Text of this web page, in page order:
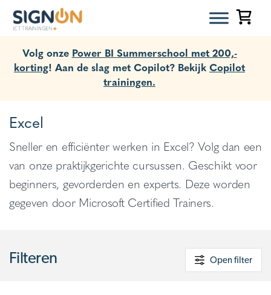
Volg onze Power BI Summerschool met 200,-
korting! Aan de slag met Copilot? Bekijk Copilot
trainingen.
Excel
Sneller en efficiënter werken in Excel? Volg dan een
van onze praktijkgerichte cursussen. Geschikt voor
beginners, gevorderden en experts. Deze worden
gegeven door Microsoft Certified Trainers.
Filteren Open filter